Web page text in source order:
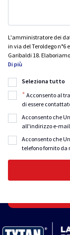
L'amministratore dei
in via del Teroldego n°6
Garibaldi 18.
Di più
Seleziona tutto
* Acconsento al
di essere
Acconsento che
all'indirizzo e-
Acconsento che
telefono fornito da